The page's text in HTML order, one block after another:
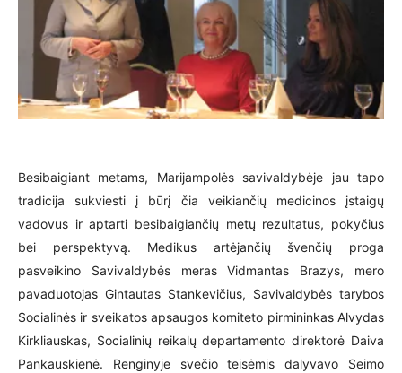
Besibaigiant metams, Marijampolės savivaldybėje jau tapo
tradicija sukviesti į būrį čia veikiančių medicinos įstaigų
vadovus ir aptarti besibaigiančių metų rezultatus, pokyčius
bei perspektyvą. Medikus artėjančių švenčių proga
pasveikino Savivaldybės meras Vidmantas Brazys, mero
pavaduotojas Gintautas Stankevičius, Savivaldybės tarybos
Socialinės ir sveikatos apsaugos komiteto pirmininkas Alvydas
Kirkliauskas, Socialinių reikalų departamento direktorė Daiva
Pankauskienė. Renginyje svečio teisėmis dalyvavo Seimo